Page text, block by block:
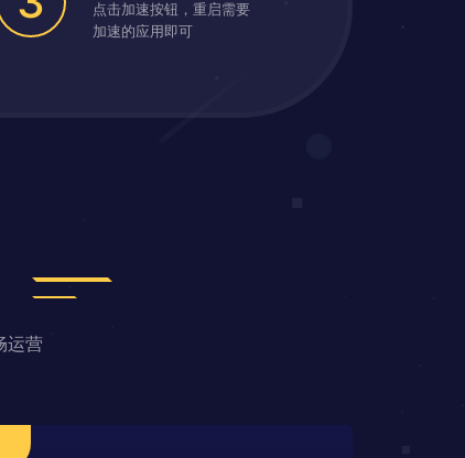
点击加速按钮，重启需要
加速的应用即可
运营